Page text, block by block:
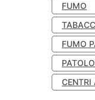
FUMO
FUMO
CENTRI